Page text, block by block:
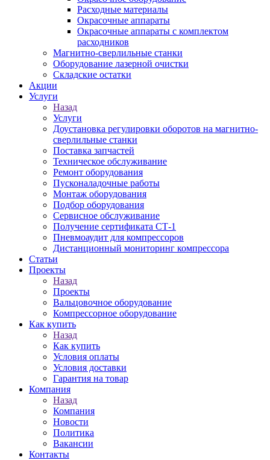
Расходные материалы
Окрасочные аппараты
Окрасочные аппараты с комплектом
расходников
Магнитно-сверлильные станки
Оборудование лазерной очистки
Складские остатки
Акции
Услуги
Назад
Услуги
Доустановка регулировки оборотов на магнитно-
сверлильные станки
Поставка запчастей
Техническое обслуживание
Ремонт оборудования
Пусконаладочные работы
Монтаж оборудования
Подбор оборудования
Сервисное обслуживание
Получение сертификата СТ-1
Пневмоаудит для компрессоров
Дистанционный мониторинг компрессора
Статьи
Проекты
Назад
Проекты
Вальцовочное оборудование
Компрессорное оборудование
Как купить
Назад
Как купить
Условия оплаты
Условия доставки
Гарантия на товар
Компания
Назад
Компания
Новости
Политика
Вакансии
Контакты